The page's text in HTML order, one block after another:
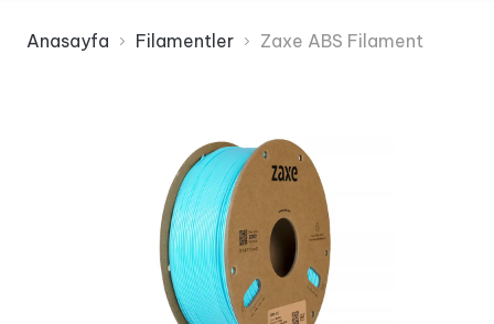
Anasayfa Filamentler Zaxe ABS Filament